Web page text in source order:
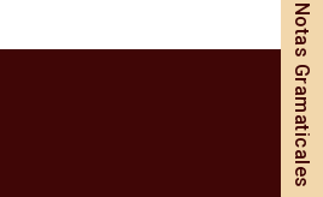
Notas Gramaticales